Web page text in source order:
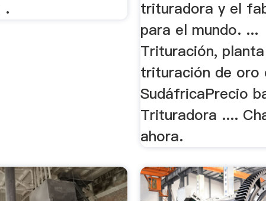
.
trituradora y el
para el mundo. ...
Trituración,
trituración de oro
SudáfricaPrecio
Trituradora ....
ahora.